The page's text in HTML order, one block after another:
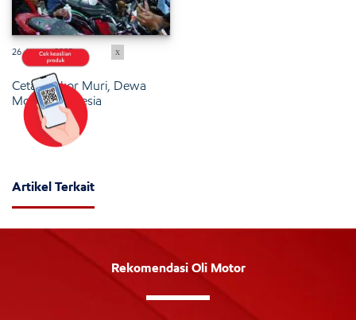
26 Januari 2025
Cetak Rekor Muri, Dewa
Motor Indonesia
Artikel Terkait
Rekomendasi Oli Motor
x